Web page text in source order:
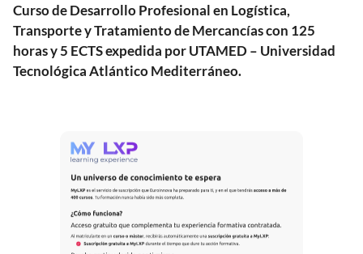
Curso de Desarrollo Profesional en Logística,
Transporte y Tratamiento de Mercancías con 125
horas y 5 ECTS expedida por UTAMED – Universidad
Tecnológica Atlántico Mediterráneo.